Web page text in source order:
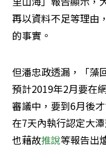
再以資料不足等理由
的事實。
但潘忠政透漏，「藻
預計2019年2月要在
審議中，要到6月後
在7天內執行認定大
也藉故推說等報告出